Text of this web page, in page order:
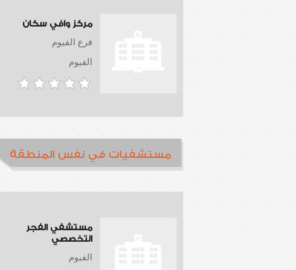
مركز وافي سكان
فرع الفيوم
الفيوم
مستشفيات في نفس المنطقة
مستشفي الفجر
التخصصي
الفيوم